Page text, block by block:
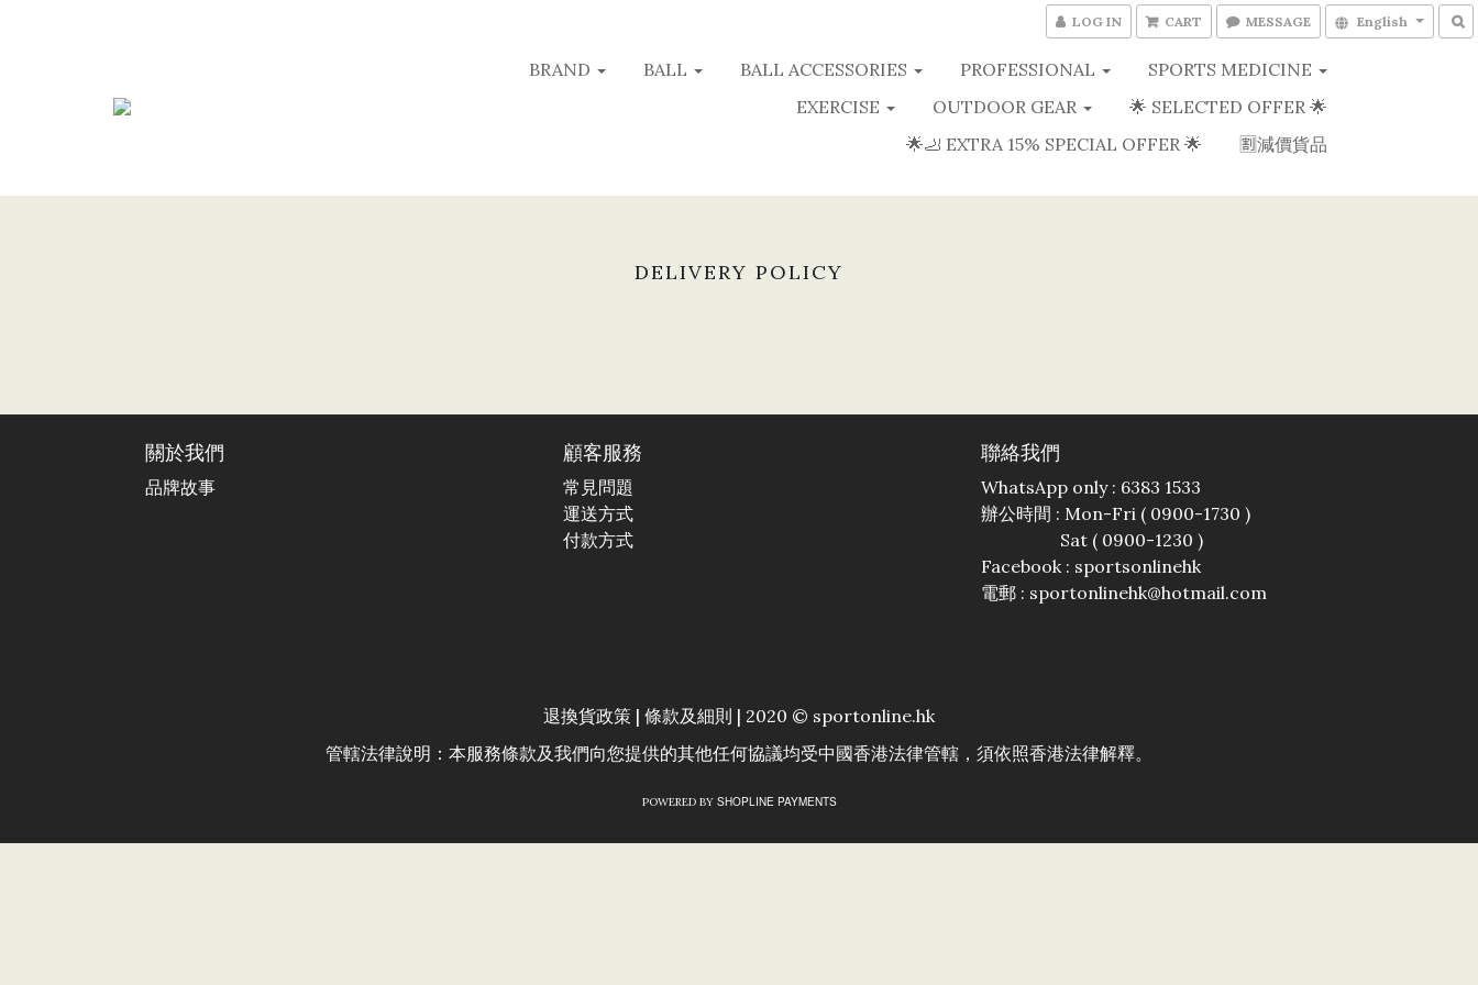
LOG IN CART MESSAGE English
BRAND BALL BALL ACCESSORIES PROFESSIONAL
SPORTS MEDICINE
EXERCISE
OUTDOOR GEAR
🌟 SELECTED OFFER 🌟
🌟🦶 EXTRA 15% SPECIAL OFFER 🌟
🈹減價貨品
DELIVERY POLICY
關於我們
品牌故事
顧客服務
常見問題
運送方式
付款方式
聯絡我們
WhatsApp only : 6383 1533
辦公時間 : Mon-Fri ( 0900-1730 )
Sat ( 0900-1230 )
Facebook : sportsonlinehk
電郵 : sportonlinehk@hotmail.com
退換貨政策 | 條款及細則 | 2020 © sportonline.hk
管轄法律說明：本服務條款及我們向您提供的其他任何協議均受中國香港法律管轄，須依照香港法律解釋。
POWERED BY SHOPLINE PAYMENTS